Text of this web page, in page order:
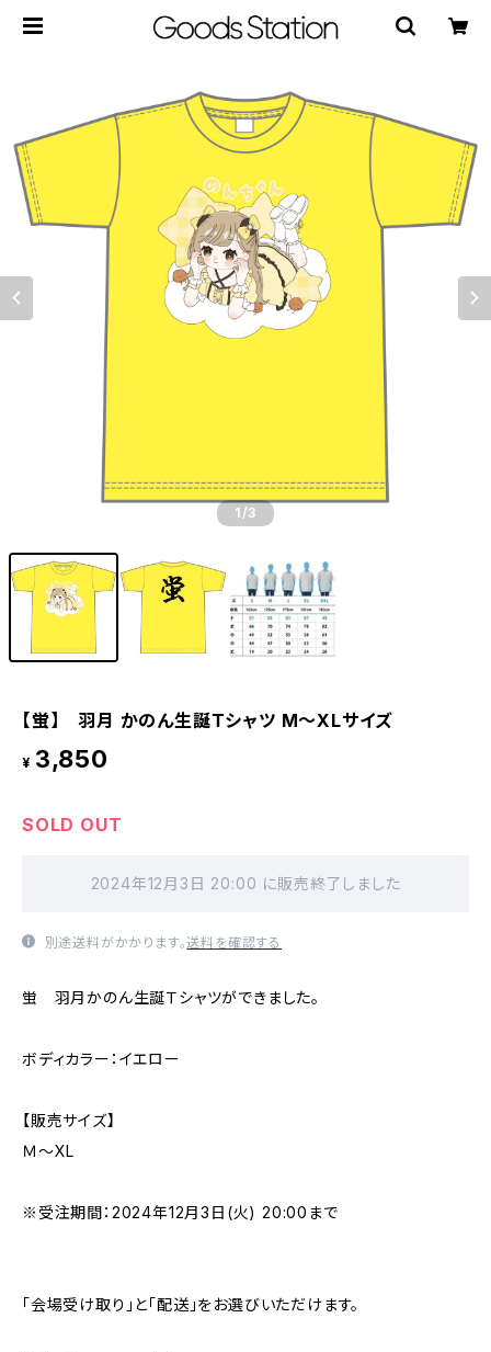
1 /3
【蛍】 羽月 かのん生誕Ｔシャツ M〜XLサイズ
¥ 3,850
SOLD OUT
2024年12月3日 20:00 に販売終了しました
別途送料がかかります。送料を確認する
蛍 羽月かのん生誕Ｔシャツができました。
ボディカラー：イエロー
【販売サイズ】
Ｍ〜XL
※受注期間：2024年12月3日(火) 20:00まで
「会場受け取り」と「配送」をお選びいただけます。